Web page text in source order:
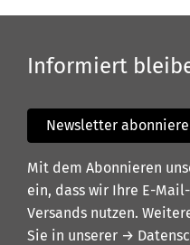
Informiert
Newsletter
Mit dem Abonnieren
ein, dass wir Ihre E-
Versands nutzen.
Sie in unserer →